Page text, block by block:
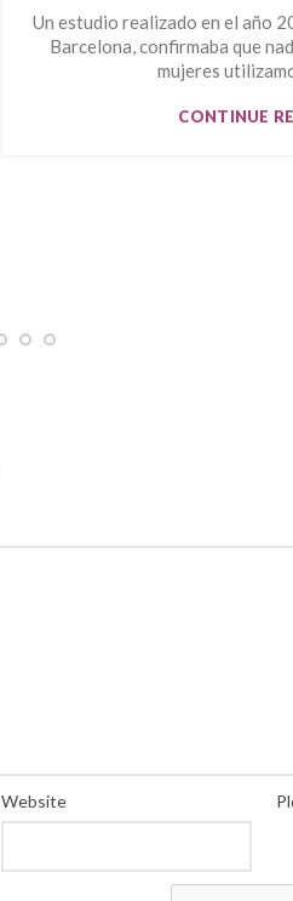
Un estudio realizado en el año
Barcelona, confirmaba que
mujeres
CONTINUE
Website